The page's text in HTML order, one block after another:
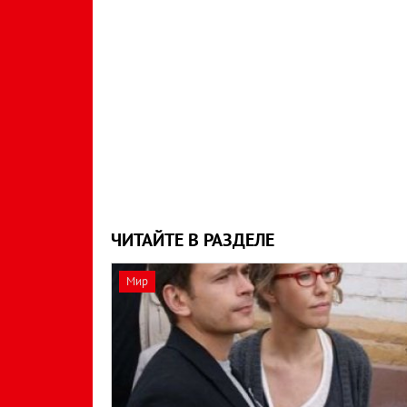
ЧИТАЙТЕ В РАЗДЕЛЕ
Мир